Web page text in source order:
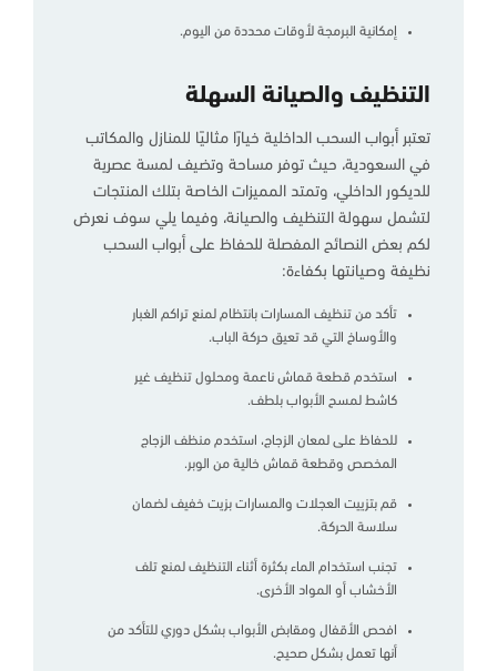
إمكانية البرمجة لأوقات محددة من اليوم.
التنظيف والصيانة السهلة
تعتبر أبواب السحب الداخلية خيارًا مثاليًا للمنازل والمكاتب
في السعودية، حيث توفر مساحة وتضيف لمسة عصرية
للديكور الداخلي، وتمتد المميزات الخاصة بتلك المنتجات
لتشمل سهولة التنظيف والصيانة، وفيما يلي سوف نعرض
لكم بعض النصائح المفصلة للحفاظ على أبواب السحب
نظيفة وصيانتها بكفاءة:
تأكد من تنظيف المسارات بانتظام لمنع تراكم الغبار
والأوساخ التي قد تعيق حركة الباب.
استخدم قطعة قماش ناعمة ومحلول تنظيف غير
كاشط لمسح الأبواب بلطف.
للحفاظ على لمعان الزجاج، استخدم منظف الزجاج
المخصص وقطعة قماش خالية من الوبر.
قم بتزييت العجلات والمسارات بزيت خفيف لضمان
سلاسة الحركة.
تجنب استخدام الماء بكثرة أثناء التنظيف لمنع تلف
الأخشاب أو المواد الأخرى.
افحص الأقفال ومقابض الأبواب بشكل دوري للتأكد من
أنها تعمل بشكل صحيح.